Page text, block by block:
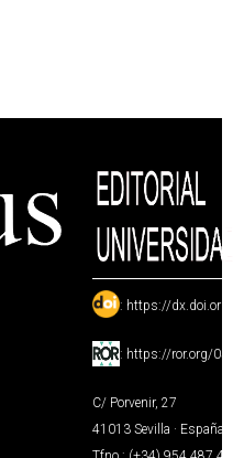
: https://
: https://ror.org/
C/ Porvenir, 27
41013 Sevilla · España